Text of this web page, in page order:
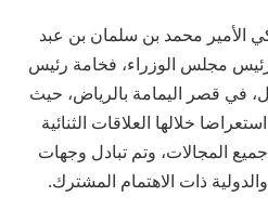
الأمير محمد بن سلمان بن عبد
مجلس الوزراء، فخامة رئيس
في قصر اليمامة بالرياض، حيث
خلالها العلاقات الثنائية
المجالات، وتم تبادل وجهات
ذات الاهتمام المشترك.